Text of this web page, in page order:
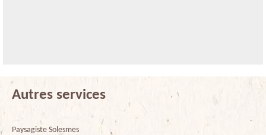
Autres services
Paysagiste Solesmes